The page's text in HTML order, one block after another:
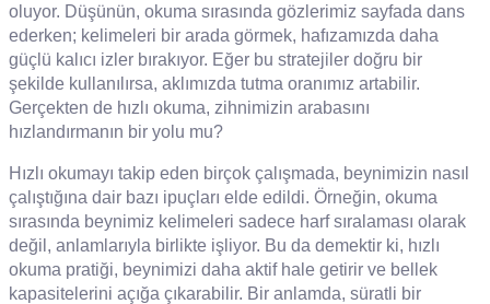
oluyor. Düşünün, okuma sırasında gözlerimiz sayfada dans
ederken; kelimeleri bir arada görmek, hafızamızda daha
güçlü kalıcı izler bırakıyor. Eğer bu stratejiler doğru bir
şekilde kullanılırsa, aklımızda tutma oranımız artabilir.
Gerçekten de hızlı okuma, zihnimizin arabasını
hızlandırmanın bir yolu mu?
Hızlı okumayı takip eden birçok çalışmada, beynimizin nasıl
çalıştığına dair bazı ipuçları elde edildi. Örneğin, okuma
sırasında beynimiz kelimeleri sadece harf sıralaması olarak
değil, anlamlarıyla birlikte işliyor. Bu da demektir ki, hızlı
okuma pratiği, beynimizi daha aktif hale getirir ve bellek
kapasitelerini açığa çıkarabilir. Bir anlamda, süratli bir